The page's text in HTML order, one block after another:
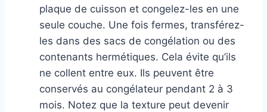
plaque de cuisson et congelez-les en une
seule couche. Une fois fermes, transférez-
les dans des sacs de congélation ou des
contenants hermétiques. Cela évite qu’ils
ne collent entre eux. Ils peuvent être
conservés au congélateur pendant 2 à 3
mois. Notez que la texture peut devenir